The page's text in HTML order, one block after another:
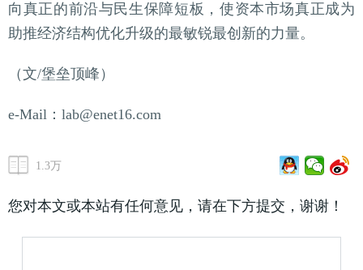
向真正的前沿与民生保障短板，使资本市场真正成为
助推经济结构优化升级的最敏锐最创新的力量。
（文/堡垒顶峰）
e-Mail：lab@enet16.com
1.3万
您对本文或本站有任何意见，请在下方提交，谢谢！